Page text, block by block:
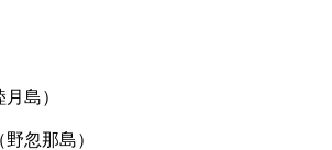
島）
忽那島）